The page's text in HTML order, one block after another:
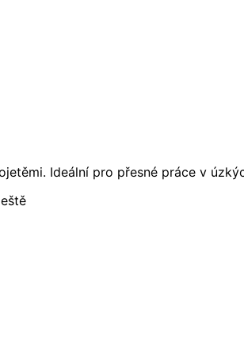
Ideální pro přesné práce v